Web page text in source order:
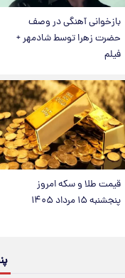
بازخوانی آهنگی در وصف
حضرت زهرا توسط شادمهر +
فیلم
قیمت طلا و سکه امروز
پنجشنبه ۱۵ مرداد ۱۴۰۵